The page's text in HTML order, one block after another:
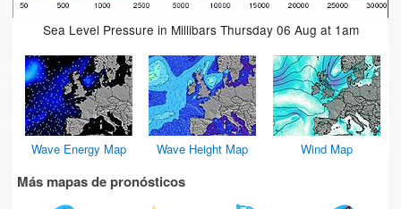
Sea Level Pressure in Millibars Thursday 06 Aug at 1am
Wave Energy Map Wave Height Map Wind Map
Más mapas de pronósticos